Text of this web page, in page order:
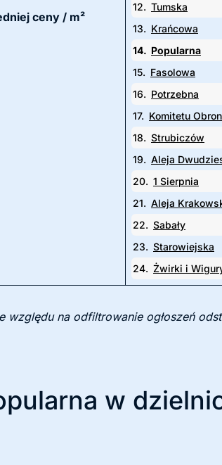
ceny / m²
12. Tumska
13. Krańcowa
14. Popularna
15. Fasolowa
16. Potrzebna
17. Komitetu
18. Strubiczów
19. Aleja
20. 1 Sierpnia
21. Aleja
22. Sabały
23. Starowiejska
24. Żwirki i
na odfiltrowanie ogłoszeń
w